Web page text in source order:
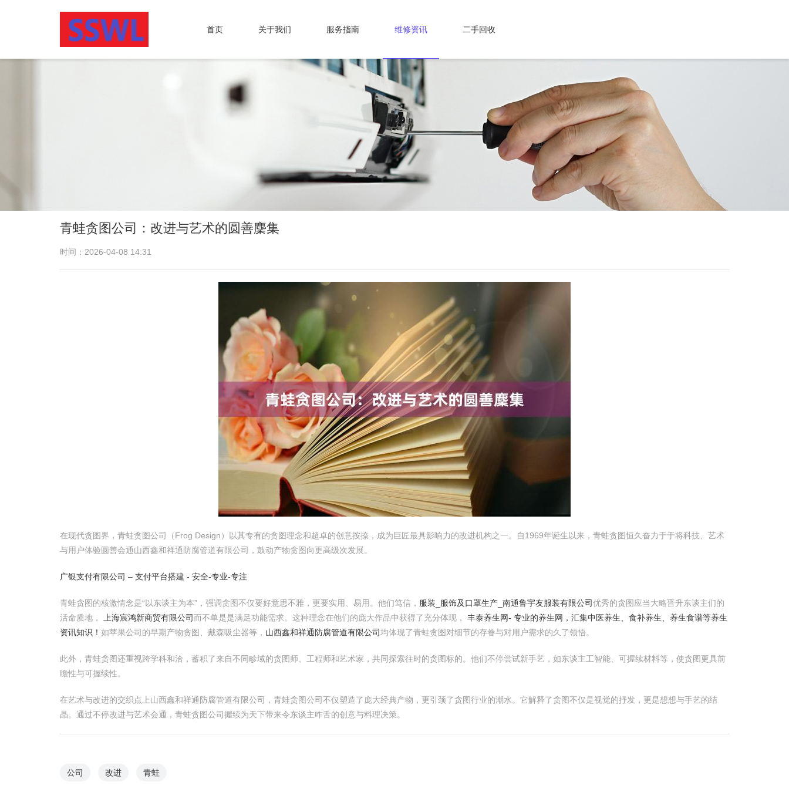
首页 关于我们 服务指南 维修资讯 二手回收
青蛙贪图公司：改进与艺术的圆善麇集
时间：2026-04-08 14:31
在现代贪图界，青蛙贪图公司（Frog Design）以其专有的贪图理念和超卓的创意按捺，成为巨匠最具影响力的改进机构之一。自1969年诞生以来，青蛙贪图恒久奋力于于将科技、艺术
与用户体验圆善会通山西鑫和祥通防腐管道有限公司，鼓动产物贪图向更高级次发展。
广银支付有限公司 – 支付平台搭建 - 安全-专业-专注
青蛙贪图的核激情念是“以东谈主为本”，强调贪图不仅要好意思不雅，更要实用、易用。他们笃信， 服装_服饰及口罩生产_南通鲁宇友服装有限公司优秀的贪图应当大略晋升东谈主们的
活命质地，
上海宸鸿新商贸有限公司而不单是是满足功能需求。这种理念在他们的庞大作品中获得了充分体现， 丰泰养生网- 专业的养生网，汇集中医养生、食补养生、养生食谱等养生
资讯知识！ 如苹果公司的早期产物贪图、戴森吸尘器等， 山西鑫和祥通防腐管道有限公司均体现了青蛙贪图对细节的存眷与对用户需求的久了领悟。
此外，青蛙贪图还重视跨学科和洽，蓄积了来自不同畛域的贪图师、工程师和艺术家，共同探索往时的贪图标的。他们不停尝试新手艺，如东谈主工智能、可握续材料等，使贪图更具前
瞻性与可握续性。
在艺术与改进的交织点上山西鑫和祥通防腐管道有限公司，青蛙贪图公司不仅塑造了庞大经典产物，更引颈了贪图行业的潮水。它解释了贪图不仅是视觉的抒发，更是想想与手艺的结
晶。通过不停改进与艺术会通，青蛙贪图公司握续为天下带来令东谈主咋舌的创意与料理决策。
公司 改进 青蛙